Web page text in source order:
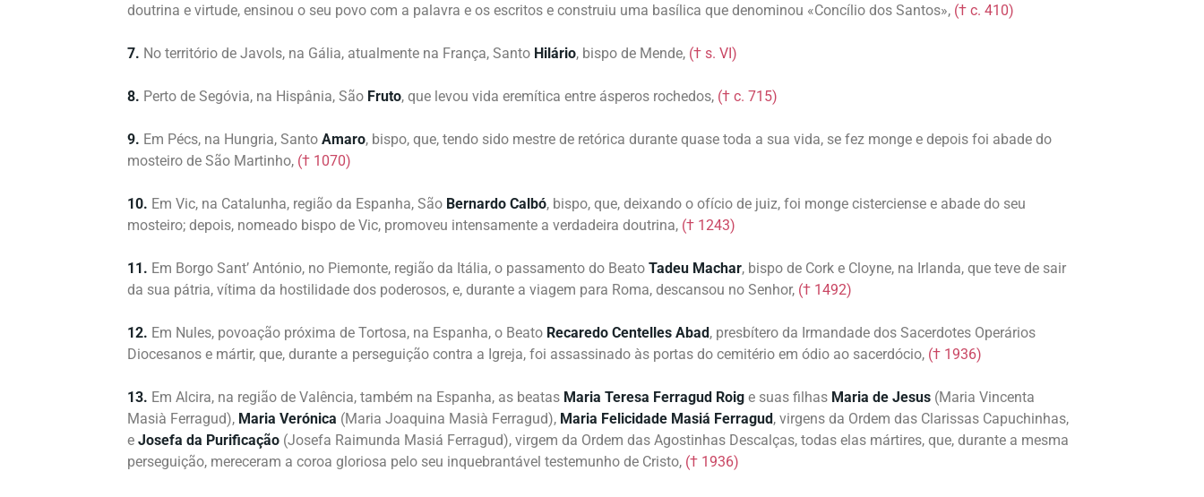
doutrina e virtude, ensinou o seu povo com a palavra e os escritos e construiu uma basílica que denominou «Concílio dos Santos», († c. 410)
7. No território de Javols, na Gália, atualmente na França, Santo Hilário, bispo de Mende, († s. VI)
8. Perto de Segóvia, na Hispânia, São Fruto, que levou vida eremítica entre ásperos rochedos, († c. 715)
9. Em Pécs, na Hungria, Santo Amaro, bispo, que, tendo sido mestre de retórica durante quase toda a sua vida, se fez monge e depois foi abade do
mosteiro de São Martinho, († 1070)
10. Em Vic, na Catalunha, região da Espanha, São Bernardo Calbó, bispo, que, deixando o ofício de juiz, foi monge cisterciense e abade do seu
mosteiro; depois, nomeado bispo de Vic, promoveu intensamente a verdadeira doutrina, († 1243)
11. Em Borgo Sant’ António, no Piemonte, região da Itália, o passamento do Beato Tadeu Machar, bispo de Cork e Cloyne, na Irlanda, que teve de sair
da sua pátria, vítima da hostilidade dos poderosos, e, durante a viagem para Roma, descansou no Senhor, († 1492)
12. Em Nules, povoação próxima de Tortosa, na Espanha, o Beato Recaredo Centelles Abad, presbítero da Irmandade dos Sacerdotes Operários
Diocesanos e mártir, que, durante a perseguição contra a Igreja, foi assassinado às portas do cemitério em ódio ao sacerdócio, († 1936)
13. Em Alcira, na região de Valência, também na Espanha, as beatas Maria Teresa Ferragud Roig e suas filhas Maria de Jesus (Maria Vincenta
Masià Ferragud), Maria Verónica (Maria Joaquina Masià Ferragud), Maria Felicidade Masiá Ferragud, virgens da Ordem das Clarissas Capuchinhas,
e Josefa da Purificação (Josefa Raimunda Masiá Ferragud), virgem da Ordem das Agostinhas Descalças, todas elas mártires, que, durante a mesma
perseguição, mereceram a coroa gloriosa pelo seu inquebrantável testemunho de Cristo, († 1936)